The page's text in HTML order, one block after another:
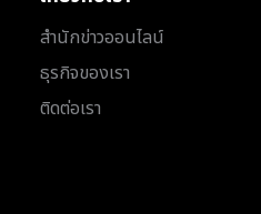
สำนักข่าวออนไลน์
ธุรกิจของเรา
ติดต่อเรา